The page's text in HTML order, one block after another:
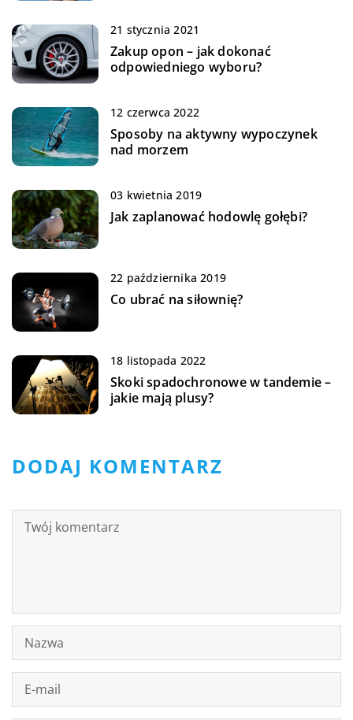
21 stycznia 2021
Zakup opon – jak dokonać
odpowiedniego wyboru?
12 czerwca 2022
Sposoby na aktywny wypoczynek
nad morzem
03 kwietnia 2019
Jak zaplanować hodowlę gołębi?
22 października 2019
Co ubrać na siłownię?
18 listopada 2022
Skoki spadochronowe w tandemie –
jakie mają plusy?
DODAJ KOMENTARZ